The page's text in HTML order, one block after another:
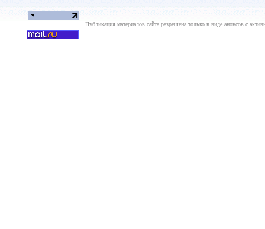
Публикация материалов сайта разрешена только в виде анонсов с